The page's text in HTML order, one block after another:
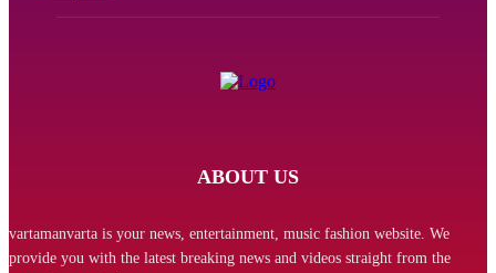
ABOUT US
vartamanvarta is your news, entertainment, music fashion website. We
provide you with the latest breaking news and videos straight from the